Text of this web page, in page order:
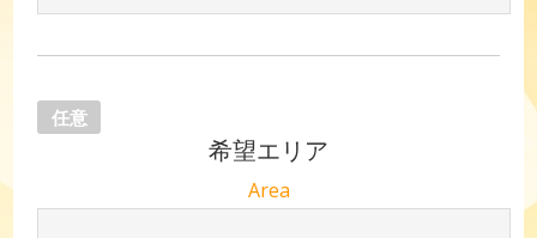
任意
希望エリア
Area